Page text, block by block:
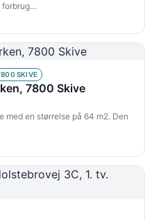
forbrug…
SKIVE
7800 Skive
en størrelse på 64 m2. Den